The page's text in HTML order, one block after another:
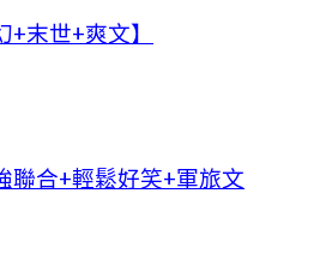
末世+爽文】
聯合+輕鬆好笑+軍旅文